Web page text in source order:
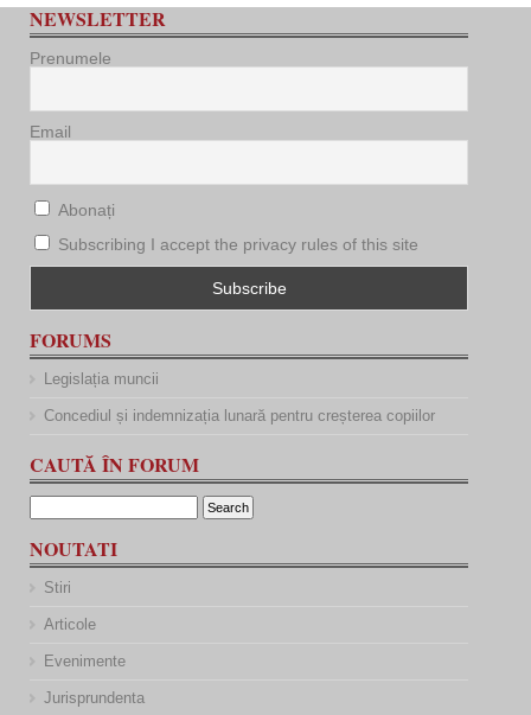
NEWSLETTER
Prenumele
Email
Abonați
Subscribing I accept the privacy rules of this site
FORUMS
Legislația muncii
Concediul și indemnizația lunară pentru creșterea copiilor
CAUTĂ ÎN FORUM
NOUTATI
Stiri
Articole
Evenimente
Jurisprundenta